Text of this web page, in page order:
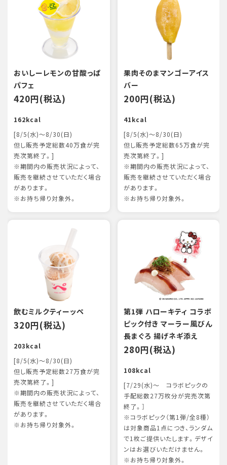
おいしーレモンの甘酸っぱ
パフェ
420円(税込)
162kcal
[8/5(水)～8/30(日)
但し販売予定総数40万食が完
売次第終了。]
※期間内の販売状況によって、
販売を継続させていただく場合
があります。
※お持ち帰り対象外。
果肉そのまマンゴーアイス
バー
200円(税込)
41kcal
[8/5(水)～8/30(日)
但し販売予定総数65万食が完
売次第終了。]
※期間内の販売状況によって、
販売を継続させていただく場合
があります。
※お持ち帰り対象外。
飲むミルクティーッペ
320円(税込)
203kcal
[8/5(水)～8/30(日)
但し販売予定総数27万食が完
売次第終了。]
※期間内の販売状況によって、
販売を継続させていただく場合
があります。
※お持ち帰り対象外。
第1弾 ハローキティ コラボ
ピック付き マーラー風びん
長まぐろ 揚げネギ添え
280円(税込)
108kcal
[7/29(水)～ コラボピックの
手配総数27万枚分が完売次第
終了。］
※コラボピック（第1弾/全8種）
は対象商品1点につき、ランダム
で1枚ご提供いたします。デザイ
ンはお選びいただけません。
※お持ち帰り対象外。